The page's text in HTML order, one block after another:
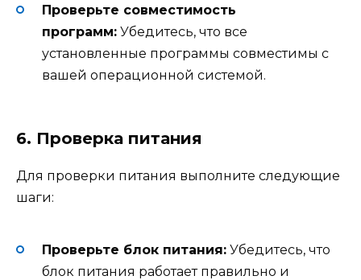
Проверьте совместимость
программ: Убедитесь, что все
установленные программы совместимы с
вашей операционной системой.
6. Проверка питания
Для проверки питания выполните следующие
шаги:
Проверьте блок питания: Убедитесь, что
блок питания работает правильно и